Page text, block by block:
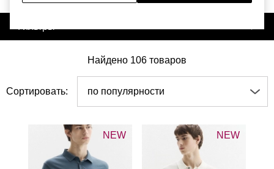
Найдено 106 товаров
Сортировать: по популярности
NEW NEW